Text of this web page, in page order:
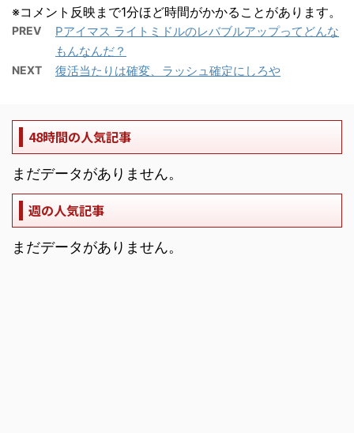
※コメント反映まで1分ほど時間がかかることがあります。
PREV
Pアイマス ライトミドルのレバブルアップってどんな
もんなんだ？
NEXT 復活当たりは確変、ラッシュ確定にしろや
48時間の人気記事
まだデータがありません。
週の人気記事
まだデータがありません。